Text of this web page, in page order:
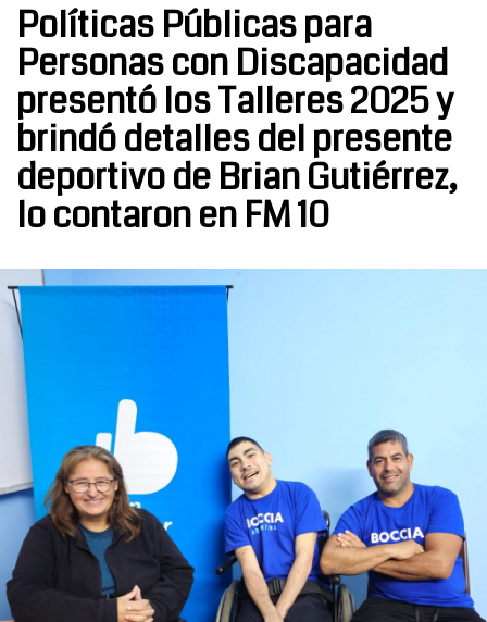
Políticas Públicas para
Personas con Discapacidad
presentó los Talleres 2025 y
brindó detalles del presente
deportivo de Brian Gutiérrez,
lo contaron en FM 10